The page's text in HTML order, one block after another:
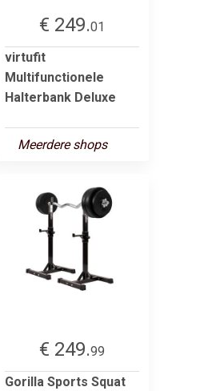
€ 249.01
virtufit
Multifunctionele
Halterbank Deluxe
Meerdere shops
€ 249.99
Gorilla Sports Squat